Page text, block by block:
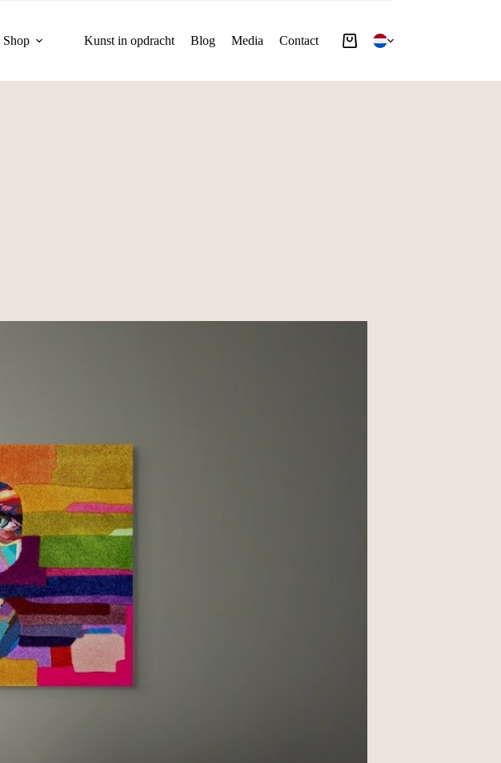
Shop Kunst in opdracht Blog Media Contact